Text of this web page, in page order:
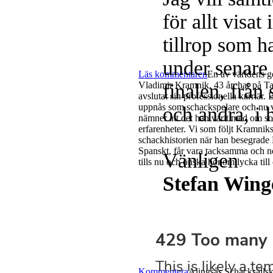
Läs kommentarenEn av världens
Vladimir Kramnik, 43 år, har på
avslutat sin professionella karriär.
uppnås som schackspelare och
nämner att det han varit med om
erfarenheter. Vi som följt
schackhistorien när han
Spanskt, får vara tacksamma och
tills nu och önska honom lycka
för allt visat
tillrop som
under
finalen, från
och andra, i
Vänligen
Stefan